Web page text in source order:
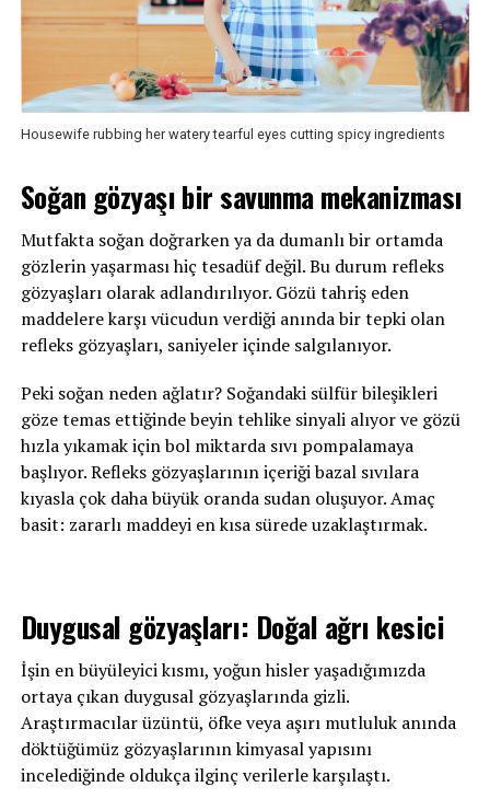
Housewife rubbing her watery tearful eyes cutting spicy ingredients
Soğan gözyaşı bir savunma mekanizması
Mutfakta soğan doğrarken ya da dumanlı bir ortamda
gözlerin yaşarması hiç tesadüf değil. Bu durum refleks
gözyaşları olarak adlandırılıyor. Gözü tahriş eden
maddelere karşı vücudun verdiği anında bir tepki olan
refleks gözyaşları, saniyeler içinde salgılanıyor.
Peki soğan neden ağlatır? Soğandaki sülfür bileşikleri
göze temas ettiğinde beyin tehlike sinyali alıyor ve gözü
hızla yıkamak için bol miktarda sıvı pompalamaya
başlıyor. Refleks gözyaşlarının içeriği bazal sıvılara
kıyasla çok daha büyük oranda sudan oluşuyor. Amaç
basit: zararlı maddeyi en kısa sürede uzaklaştırmak.
Duygusal gözyaşları: Doğal ağrı kesici
İşin en büyüleyici kısmı, yoğun hisler yaşadığımızda
ortaya çıkan duygusal gözyaşlarında gizli.
Araştırmacılar üzüntü, öfke veya aşırı mutluluk anında
döktüğümüz gözyaşlarının kimyasal yapısını
incelediğinde oldukça ilginç verilerle karşılaştı.